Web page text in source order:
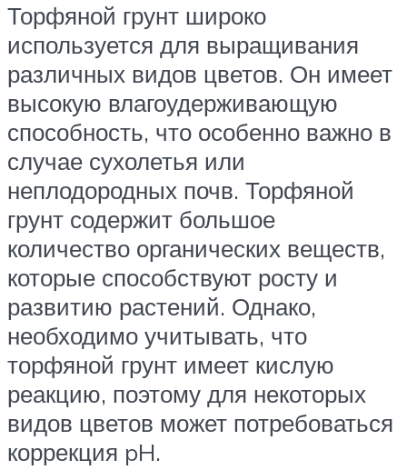
Торфяной грунт широко
используется для выращивания
различных видов цветов. Он имеет
высокую влагоудерживающую
способность, что особенно важно в
случае сухолетья или
неплодородных почв. Торфяной
грунт содержит большое
количество органических веществ,
которые способствуют росту и
развитию растений. Однако,
необходимо учитывать, что
торфяной грунт имеет кислую
реакцию, поэтому для некоторых
видов цветов может потребоваться
коррекция pH.